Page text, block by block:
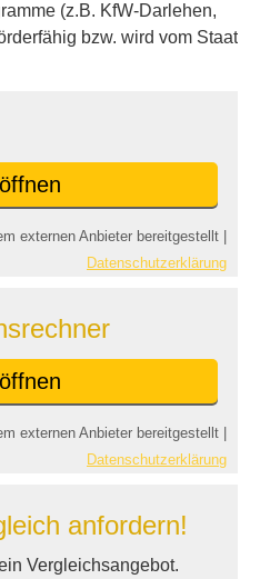
(z.B. KfW-Darlehen,
bzw. wird vom Staat
externen Anbieter bereitgestellt |
Datenschutzerklärung
externen Anbieter bereitgestellt |
Datenschutzerklärung
anfordern!
Vergleichsangebot.